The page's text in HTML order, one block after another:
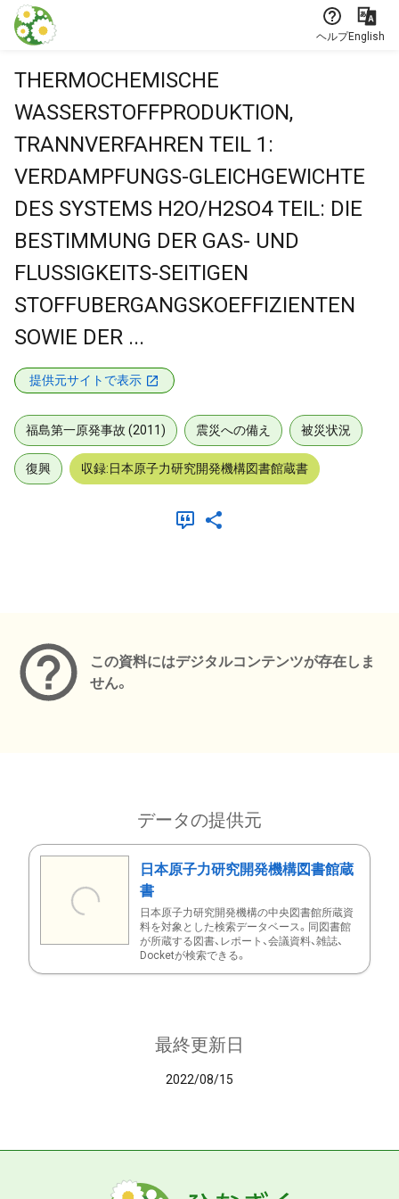
本文に飛ぶ
ヘルプEnglish
THERMOCHEMISCHE
WASSERSTOFFPRODUKTION,
TRANNVERFAHREN TEIL 1:
VERDAMPFUNGS-GLEICHGEWICHTE
DES SYSTEMS H2O/H2SO4 TEIL: DIE
BESTIMMUNG DER GAS- UND
FLUSSIGKEITS-SEITIGEN
STOFFUBERGANGSKOEFFIZIENTEN
SOWIE DER ...
提供元サイトで表示
福島第一原発事故 (2011) 震災への備え 被災状況
復興 収録:日本原子力研究開発機構図書館蔵書
この資料にはデジタルコンテンツが存在しま
せん。
データの提供元
日本原子力研究開発機構図書館蔵
書
日本原子力研究開発機構の中央図書館所蔵資
料を対象とした検索データベース。同図書館
が所蔵する図書、レポート、会議資料、雑誌、
Docketが検索できる。
最終更新日
2022/08/15